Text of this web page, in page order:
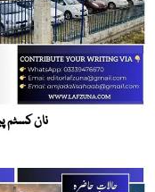
نان کسٹم